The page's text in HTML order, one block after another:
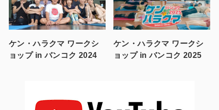
ケン・ハラクマ ワークシ
ョップ in バンコク 2024
ケン・ハラクマ ワークシ
ョップ in バンコク 2025